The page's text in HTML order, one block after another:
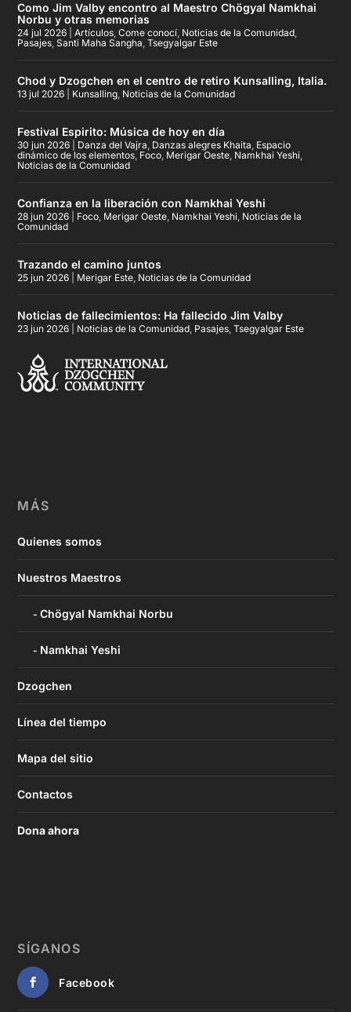
Como Jim Valby encontro al Maestro Chögyal Namkhai
Norbu y otras memorias
24 jul 2026 |Artículos,Come conocí, Noticias de la Comunidad,
Pasajes,Santi Maha Sangha,Tsegyalgar Este
Chod y Dzogchen en el centro de retiro Kunsalling, Italia.
13 jul 2026 Kunsalling, Noticias de la Comunidad
Festival Espirito: Música de hoy en día
30 jun 2026 Danza del Vajra, Danzas alegres Khaita, Espacio
dinámico de los elementos, Foco, Merigar Oeste, Namkhai Yeshi,
Noticias de la Comunidad
Confianza en la liberación con Namkhai Yeshi
28 jun 2026 Foco, Merigar Oeste, Namkhai Yeshi, Noticias de la
Comunidad
Trazando el camino juntos
25 jun 2026 Merigar Este, Noticias de la Comunidad
Noticias de fallecimientos: Ha fallecido Jim Valby
23 jun 2026 Noticias de la Comunidad, Pasajes,Tsegyalgar Este
MÁS
Quienes somos
Nuestros Maestros
Chögyal Namkhai Norbu
Namkhai Yeshi
Dzogchen
Línea del tiempo
Mapa del sitio
Contactos
Dona ahora
SÍGANOS
Facebook